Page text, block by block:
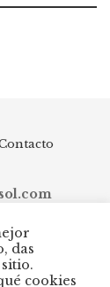
capital hasta
Fuengirola,
das
cookies